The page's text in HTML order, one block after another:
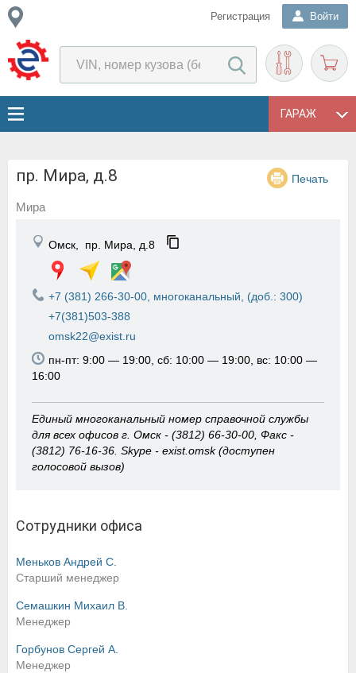
Регистрация Войти
ГАРАЖ
пр. Мира, д.8 Печать
Мира
Омск, пр. Мира, д.8
+7 (381) 266-30-00, многоканальный, (доб.: 300)
+7(381)503-388
omsk22@exist.ru
пн-пт: 9:00 — 19:00, сб: 10:00 — 19:00, вс: 10:00 —
16:00
Единый многоканальный номер справочной службы
для всех офисов г. Омск - (3812) 66-30-00, Факс -
(3812) 76-16-36. Skype - exist.omsk (доступен
голосовой вызов)
Сотрудники офиса
Меньков Андрей C.
Старший менеджер
Семашкин Михаил В.
Менеджер
Горбунов Сергей А.
Менеджер